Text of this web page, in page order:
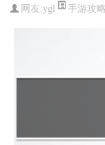
网友:ygl 手游攻略